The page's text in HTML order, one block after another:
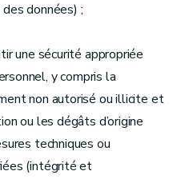
données) ;
une sécurité appropriée
y compris la
non autorisé ou illicite et
ou les dégâts d’origine
techniques ou
(intégrité et